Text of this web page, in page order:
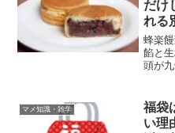
だけ
れる
蜂楽
餡と
頭が
マメ知識・雑学
福袋
い理